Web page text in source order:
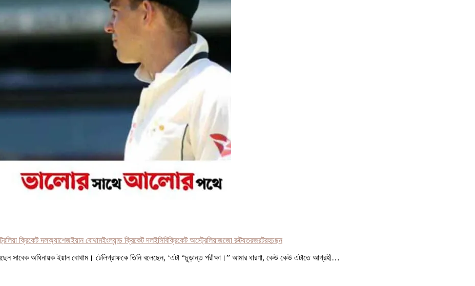
ক্রিকেট দলঅ্যাশেজইয়ান বোথামইংল্যান্ড ক্রিকেট দলইসিবিক্রিকেট অস্ট্রেলিয়াজজো রুটযতরজরটরহচছন
সাবেক অধিনায়ক ইয়ান বোথাম। টেলিগ্রাফকে তিনি বলেছেন, ‘এটা “চূড়ান্ত পরীক্ষা।” আমার ধারণা, কেউ কেউ এটাতে আগ্রহী…